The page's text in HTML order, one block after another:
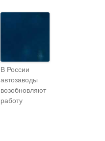
В России
автозаводы
возобновляют
работу